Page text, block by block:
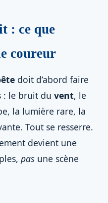
: ce que
coureur
doit d’abord faire
: le bruit du vent, le
la lumière rare, la
Tout se resserre.
devient une
pas une scène